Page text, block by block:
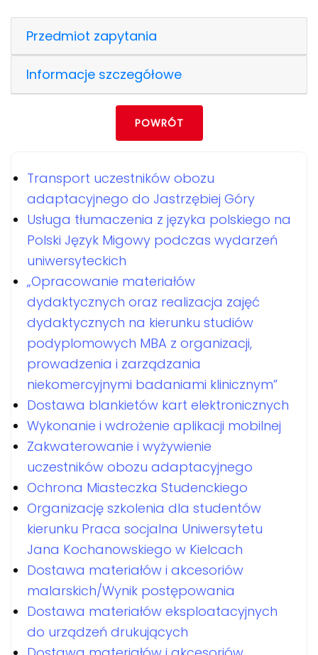
Przedmiot zapytania
Informacje szczegółowe
POWRÓT
Transport uczestników obozu
adaptacyjnego do Jastrzębiej Góry
Usługa tłumaczenia z języka polskiego na
Polski Język Migowy podczas wydarzeń
uniwersyteckich
„Opracowanie materiałów
dydaktycznych oraz realizacja zajęć
dydaktycznych na kierunku studiów
podyplomowych MBA z organizacji,
prowadzenia i zarządzania
niekomercyjnymi badaniami klinicznym”
Dostawa blankietów kart elektronicznych
Wykonanie i wdrożenie aplikacji mobilnej
Zakwaterowanie i wyżywienie
uczestników obozu adaptacyjnego
Ochrona Miasteczka Studenckiego
Organizację szkolenia dla studentów
kierunku Praca socjalna Uniwersytetu
Jana Kochanowskiego w Kielcach
Dostawa materiałów i akcesoriów
malarskich/Wynik postępowania
Dostawa materiałów eksploatacyjnych
do urządzeń drukujących